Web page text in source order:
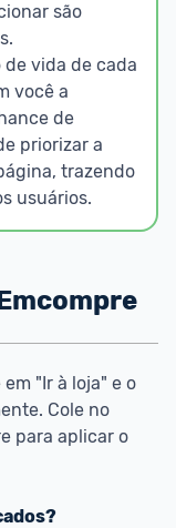
são
vida de cada
você a
de
priorizar a
trazendo
usuários.
"Ir à loja" e o
Cole no
para aplicar o